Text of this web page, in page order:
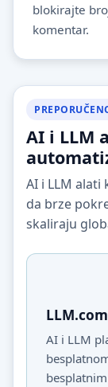
blokirajte
komentar.
AI i LLM
AI i LLM
da brze
skaliraju
AI i LLM